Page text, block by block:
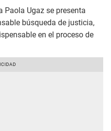
Paola Ugaz se presenta
búsqueda de justicia,
en el proceso de